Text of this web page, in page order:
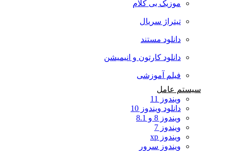
موزیک بی کلام
تیتراژ سریال
دانلود مستند
دانلود کارتون و انیمیشن
فیلم آموزشی
سیستم عامل
ویندوز 11
دانلود ویندوز 10
ویندوز 8 و 8.1
ویندوز 7
ویندوز xp
ویندوز سرور